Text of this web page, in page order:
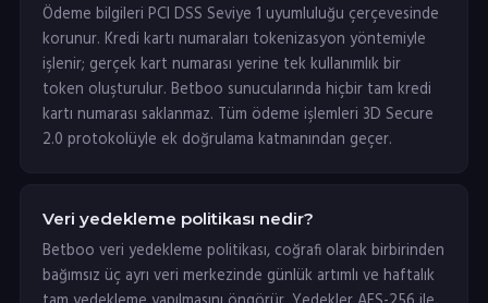
Ödeme bilgileri PCI DSS Seviye 1 uyumluluğu çerçevesinde
korunur. Kredi kartı numaraları tokenizasyon yöntemiyle
işlenir; gerçek kart numarası yerine tek kullanımlık bir
token oluşturulur. Betboo sunucularında hiçbir tam kredi
kartı numarası saklanmaz. Tüm ödeme işlemleri 3D Secure
2.0 protokolüyle ek doğrulama katmanından geçer.
Veri yedekleme politikası nedir?
Betboo veri yedekleme politikası, coğrafi olarak birbirinden
bağımsız üç ayrı veri merkezinde günlük artımlı ve haftalık